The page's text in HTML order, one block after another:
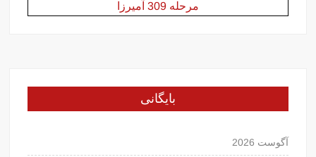
مرحله 309 آمیرزا
بایگانی
آگوست 2026